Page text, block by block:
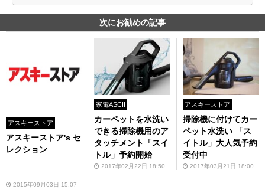
次にお勧めの記事
アスキーストア
アスキーストア's セ
レクション
2015年09月03日 15:07
家電ASCII
カーペットを水洗い
できる掃除機用のア
タッチメント「スイ
トル」予約開始
2017年02月22日 18:50
アスキーストア
掃除機に付けてカー
ペット水洗い 「ス
イトル」大人気予約
受付中
2017年03月21日 18:00